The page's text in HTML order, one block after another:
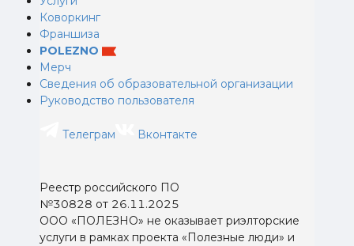
Коворкинг
Франшиза
POLEZNO
Мерч
Сведения об образовательной организации
Руководство пользователя
Телеграм Вконтакте
Реестр российского ПО
№30828 от 26.11.2025
ООО «ПОЛЕЗНО» не оказывает риэлторские
услуги в рамках проекта «Полезные люди» и